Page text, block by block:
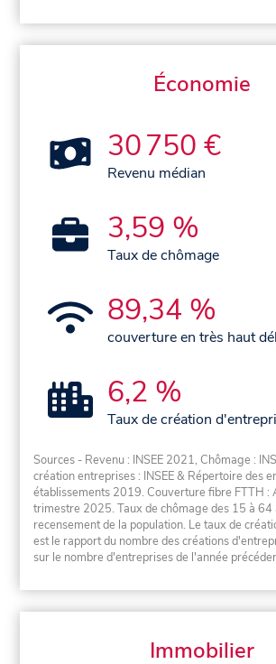
Économie
30 750 €
Revenu médian
3,59 %
Taux de chômage
89,34 %
couverture en très haut
6,2 %
Taux de création
Sources - Revenu : INSEE 2021, Chômage :
création entreprises : INSEE & Répertoire des
établissements 2019. Couverture fibre FTTH :
trimestre 2025. Taux de chômage des 15 à 64
recensement de la population. Le taux de
est le rapport du nombre des créations
sur le nombre d'entreprises de l'année
Immobilier